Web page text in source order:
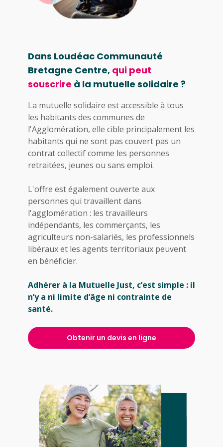
Dans Loudéac Communauté
Bretagne Centre, qui peut
souscrire à la mutuelle solidaire ?
La mutuelle solidaire est accessible à tous
les habitants des communes de
l'Agglomération, elle cible principalement les
habitants qui ne sont pas couvert pas un
contrat collectif comme les personnes
retraitées, jeunes ou sans emploi.
L'offre est également ouverte aux
personnes qui travaillent dans
l'agglomération : les travailleurs
indépendants, les commerçants, les
agriculteurs non-salariés, les professionnels
libéraux et les agents territoriaux peuvent
en bénéficier.
Adhérer à la Mutuelle Just, c’est simple : il
n’y a ni limite d’âge ni contrainte de
santé.
Obtenir un devis en ligne